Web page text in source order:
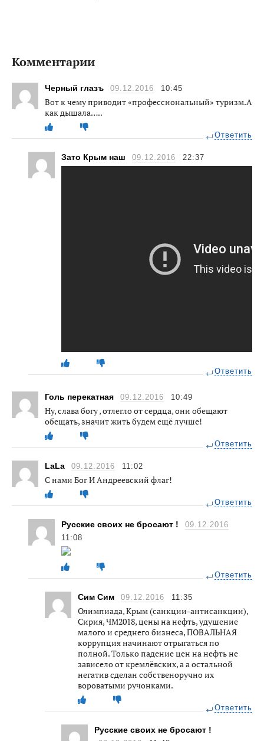
Комментарии
Черный глазъ 09.12.2016 10:45
Вот к чему приводит «профессиональный» туризм.А
как дышала…..
Ответить
Зато Крым наш 09.12.2016 22:37
Ответить
Голь перекатная 09.12.2016 10:49
Ну, слава богу , отлегло от сердца, они обещают
обещать, значит жить будем ещё лучше!
Ответить
LaLa 09.12.2016 11:02
С нами Бог И Андреевский флаг!
Ответить
Русские своих не бросают !
09.12.2016
11:08
Ответить
Сим Сим 09.12.2016 11:35
Олимпиада, Крым (санкции-антисанкции),
Сирия, ЧМ2018, цены на нефть, удушение
малого и среднего бизнеса, ПОВАЛЬНАЯ
коррупция начинают отрыгаться по
полной. Только падение цен на нефть не
зависело от кремлёвских, а а остальной
негатив сделан собственоручно их
вороватыми ручонками.
Ответить
Русские своих не бросают !